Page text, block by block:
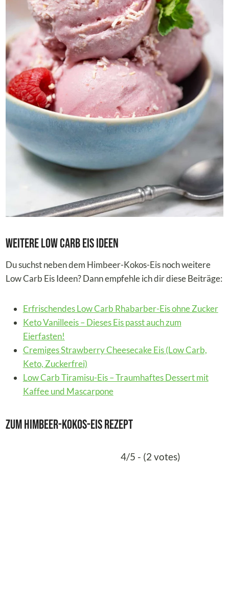
Weitere Low Carb Eis Ideen
Du suchst neben dem Himbeer-Kokos-Eis noch weitere
Low Carb Eis Ideen? Dann empfehle ich dir diese Beiträge:
Erfrischendes Low Carb Rhabarber-Eis ohne Zucker
Keto Vanilleeis – Dieses Eis passt auch zum
Eierfasten!
Cremiges Strawberry Cheesecake Eis (Low Carb,
Keto, Zuckerfrei)
Low Carb Tiramisu-Eis – Traumhaftes Dessert mit
Kaffee und Mascarpone
Zum Himbeer-Kokos-Eis Rezept
4/5 - (2 votes)